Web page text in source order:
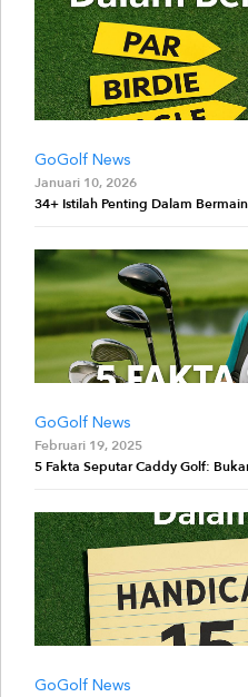
GoGolf News
Januari 10, 2026
34+ Istilah Penting Dalam
GoGolf News
Februari 19, 2025
5 Fakta Seputar Caddy Golf:
GoGolf News